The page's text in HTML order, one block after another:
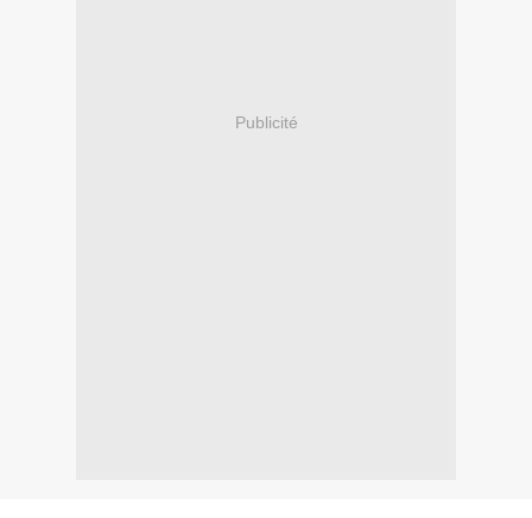
Publicité